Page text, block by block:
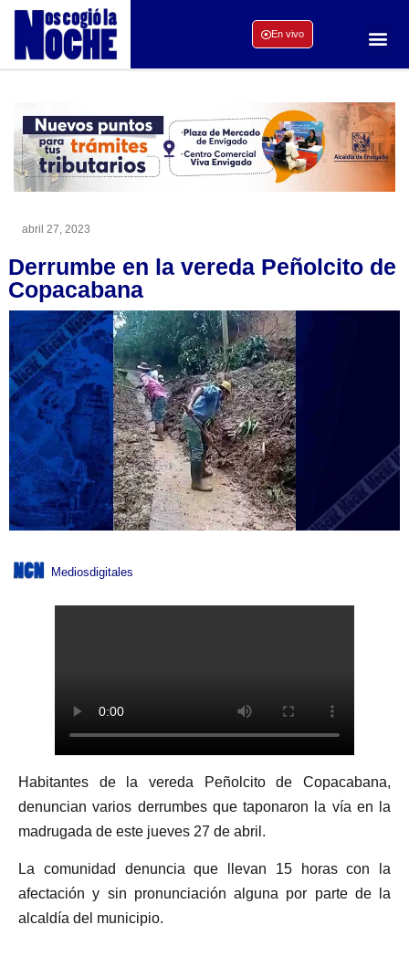
En vivo
abril 27, 2023
Derrumbe en la vereda Peñolcito de
Copacabana
Mediosdigitales
Habitantes de la vereda Peñolcito de Copacabana,
denuncian varios derrumbes que taponaron la vía en la
madrugada de este jueves 27 de abril.
La comunidad denuncia que llevan 15 horas con la
afectación y sin pronunciación alguna por parte de la
alcaldía del municipio.